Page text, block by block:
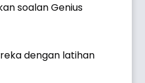
soalan Genius
dengan latihan